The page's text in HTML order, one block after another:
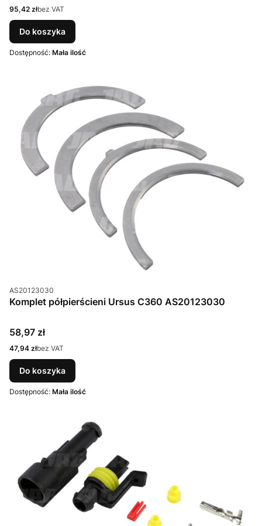
Cena
95,42 złbez VAT
Do koszyka
Dostępność: Mała ilość
Kod produktu
AS20123030
Komplet półpierścieni Ursus C360 AS20123030
Cena
58,97 zł
Cena
47,94 złbez VAT
Do koszyka
Dostępność: Mała ilość